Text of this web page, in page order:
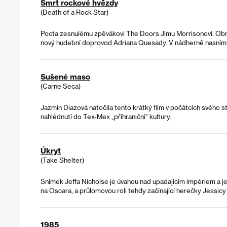
Smrt rockové hvězdy
(Death of a Rock Star)
Pocta zesnulému zpěvákovi The Doors Jimu Morrisonovi.
nový hudební doprovod Adriana Quesady. V nádherně
Sušené maso
(Carne Seca)
Jazmin Diazová natočila tento krátký film v počátcích svého
nahlédnutí do Tex-Mex „příhraniční“ kultury.
Úkryt
(Take Shelter)
Snímek Jeffa Nicholse je úvahou nad upadajícím impériem a
na Oscara, a průlomovou roli tehdy začínající herečky
1985